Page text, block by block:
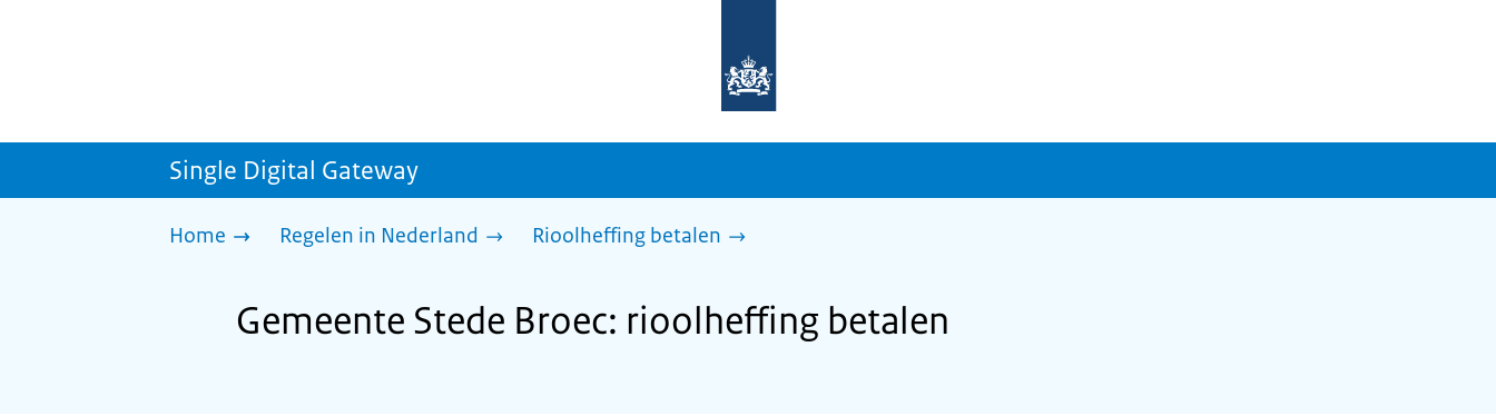
homepage
sdg.rijksoverheid.nl
Single Digital Gateway
Home Regelen in Nederland Rioolheffing betalen
Gemeente Stede Broec: rioolheffing betalen